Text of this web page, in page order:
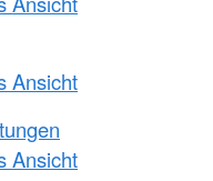
Ansicht
Ansicht